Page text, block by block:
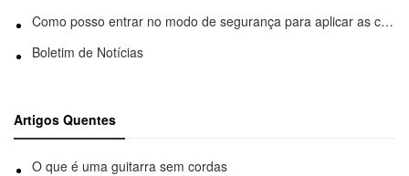
Como posso entrar no modo de segurança para aplicar as correções acima?
Boletim de Notícias
Artigos Quentes
O que é uma guitarra sem cordas